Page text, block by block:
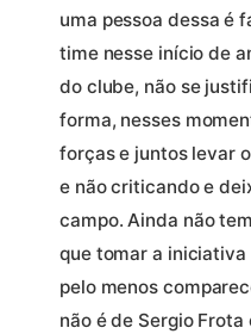
uma pessoa dessa é
time nesse início de
do clube, não se
forma, nesses
forças e juntos levar
e não criticando e
campo. Ainda não
que tomar a
pelo menos
não é de Sergio